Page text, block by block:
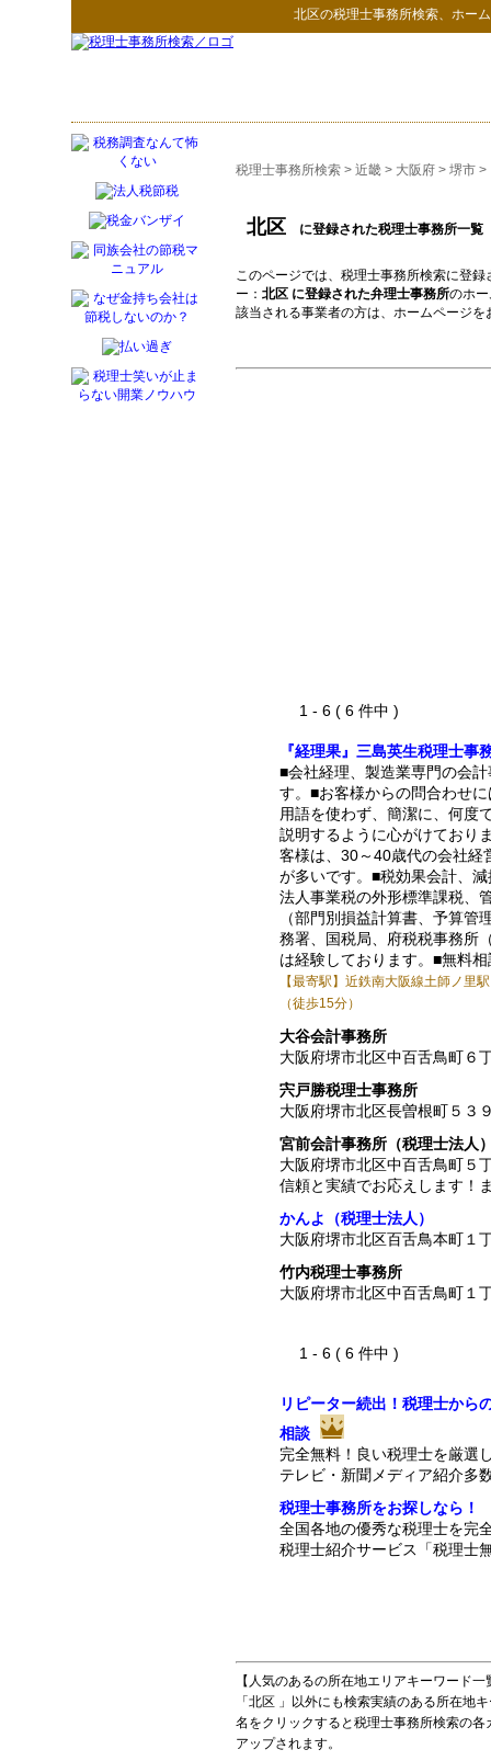
北区の税理士事務所検索、ホー
税理士事務所検索 > 近畿 > 大阪府 > 堺市 >
北区 に登録された税理士事務所一覧
このページでは、税理士事務所検索に登
ー： 北区 に登録された弁理士事務所のホ
該当される事業者の方は、ホームページ
1 - 6 ( 6 件中 )
『経理果』三島英生税理士事
■会社経理、製造業専門の会
す。■お客様からの問合わせ
用語を使わず、簡潔に、何度
説明するように心がけており
客様は、30～40歳代の会社経
が多いです。■税効果会計、
法人事業税の外形標準課税、
（部門別損益計算書、予算管
務署、国税局、府税税事務所
は経験しております。■無料
【最寄駅】近鉄南大阪線土師ノ里
（徒歩15分）
大谷会計事務所
大阪府堺市北区中百舌鳥町６
宍戸勝税理士事務所
大阪府堺市北区長曽根町５３
宮前会計事務所（税理士法人
大阪府堺市北区中百舌鳥町５
信頼と実績でお応えします！
かんよ（税理士法人）
大阪府堺市北区百舌鳥本町１
竹内税理士事務所
大阪府堺市北区中百舌鳥町１
1 - 6 ( 6 件中 )
リピーター続出！税理士から
相談
完全無料！良い税理士を厳選
テレビ・新聞メディア紹介多
税理士事務所をお探しなら！
全国各地の優秀な税理士を完
税理士紹介サービス「税理士
【人気のあるの所在地エリアキーワード一
「北区 」以外にも検索実績のある所在地
名をクリックすると税理士事務所検索の
アップされます。